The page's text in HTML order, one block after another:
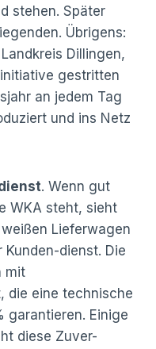
stehen. Später
Übrigens:
Dillingen,
gestritten
an jedem Tag
und ins Netz
. Wenn gut
WKA steht, sieht
Lieferwagen
dienst. Die
mit
die eine technische
garantieren. Einige
diese Zuver-